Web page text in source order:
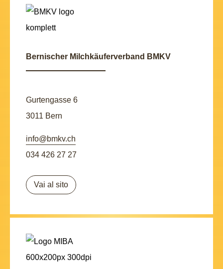
Bernischer Milchkäuferverband BMKV
Gurtengasse 6
3011 Bern
info@bmkv.ch
034 426 27 27
Vai al sito